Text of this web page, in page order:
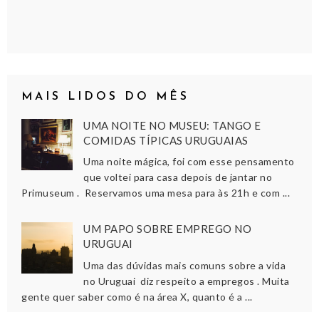
MAIS LIDOS DO MÊS
UMA NOITE NO MUSEU: TANGO E
COMIDAS TÍPICAS URUGUAIAS
Uma noite mágica, foi com esse pensamento
que voltei para casa depois de jantar no
Primuseum . Reservamos uma mesa para às 21h e com ...
UM PAPO SOBRE EMPREGO NO
URUGUAI
Uma das dúvidas mais comuns sobre a vida
no Uruguai diz respeito a empregos . Muita
gente quer saber como é na área X, quanto é a ...